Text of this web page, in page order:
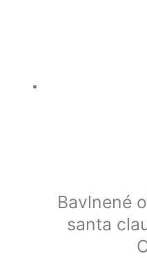
Bavlnené
santa